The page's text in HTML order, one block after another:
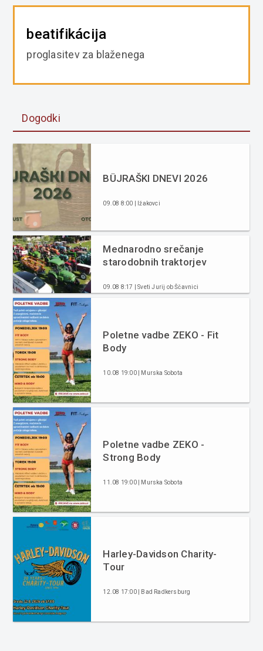
beatifikácija
proglasitev za blaženega
Dogodki
BÜJRAŠKI DNEVI 2026
09.08 8:00 | Ižakovci
Mednarodno srečanje
starodobnih traktorjev
09.08 8:17 | Sveti Jurij ob Ščavnici
Poletne vadbe ZEKO - Fit
Body
10.08 19:00 | Murska Sobota
Poletne vadbe ZEKO -
Strong Body
11.08 19:00 | Murska Sobota
Harley-Davidson Charity-
Tour
12.08 17:00 | Bad Radkersburg